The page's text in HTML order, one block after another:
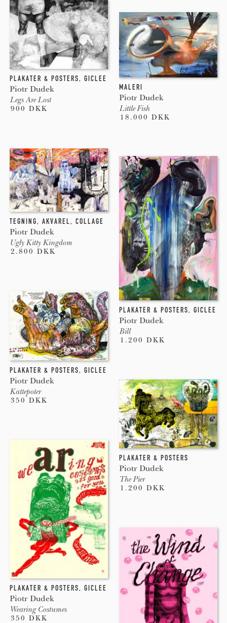
PLAKATER & POSTERS, GICLEE
Piotr Dudek
Legs Are Lost
900 DKK
MALERI
Piotr Dudek
Little Fish
18.000 DKK
TEGNING, AKVAREL, COLLAGE
Piotr Dudek
Ugly Kitty Kingdom
2.800 DKK
PLAKATER & POSTERS, GICLEE
Piotr Dudek
Bill
1.200 DKK
PLAKATER & POSTERS, GICLEE
Piotr Dudek
Kattepoter
350 DKK
PLAKATER & POSTERS
Piotr Dudek
The Pier
1.200 DKK
PLAKATER & POSTERS, GICLEE
Piotr Dudek
Wearing Costumes
350 DKK